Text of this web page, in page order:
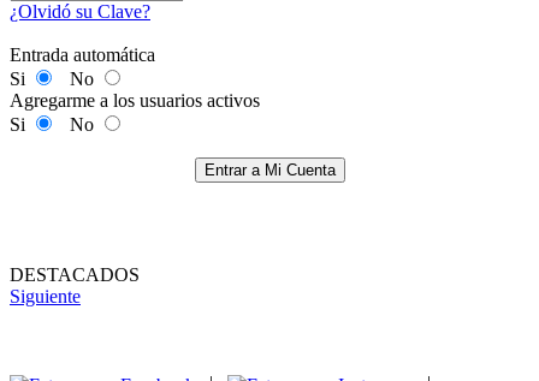
¿Olvidó su Clave?
Entrada automática
Si
No
Agregarme a los usuarios activos
Si
No
Entrar a Mi Cuenta
DESTACADOS
Siguiente